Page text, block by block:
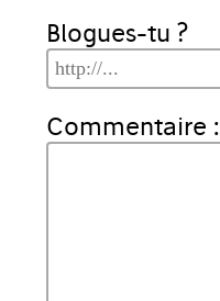
Blogues-tu ?
Commentaire :